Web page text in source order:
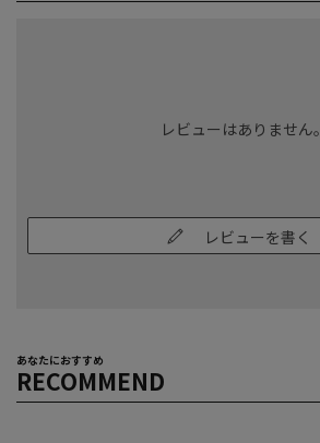
レビューはありません。
レビューを書く
あなたにおすすめ
RECOMMEND